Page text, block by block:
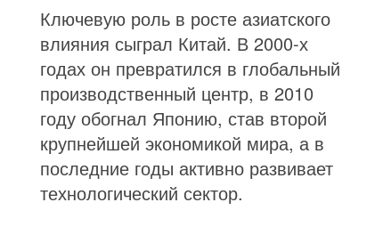
Ключевую роль в росте азиатского
влияния сыграл Китай. В 2000-х
годах он превратился в глобальный
производственный центр, в 2010
году обогнал Японию, став второй
крупнейшей экономикой мира, а в
последние годы активно развивает
технологический сектор.